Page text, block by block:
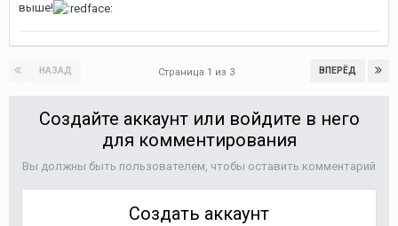
выше!
НАЗАД ВПЕРЁД
Страница 1 из 3
Создайте аккаунт или войдите в него
для комментирования
Вы должны быть пользователем, чтобы оставить комментарий
Создать аккаунт